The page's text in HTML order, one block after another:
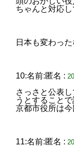
ちゃんと対応し
日本も変わった
10:名前:匿名 :
さっさと公表
うとすること
京都市役所は
11:名前:匿名 :